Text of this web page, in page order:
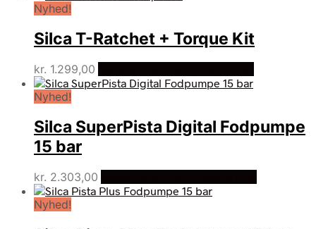
Nyhed!
Silca T-Ratchet + Torque Kit
kr. 1.299,00
Nyhed!
Silca SuperPista Digital Fodpumpe
15 bar
kr. 2.303,00
Nyhed!